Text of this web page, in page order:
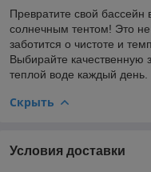
Превратите свой
солнечным тентом! Это
заботится о чистоте и
Выбирайте качественную
теплой воде каждый день.
Скрыть
Условия доставки